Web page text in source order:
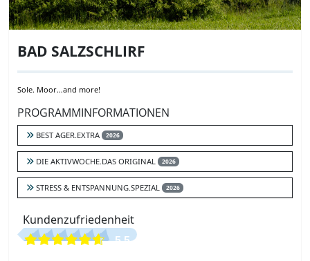
BAD SALZSCHLIRF
Sole. Moor…and more!
PROGRAMMINFORMATIONEN
BEST AGER.EXTRA 2026
DIE AKTIVWOCHE.DAS ORIGINAL 2026
STRESS & ENTSPANNUNG.SPEZIAL 2026
Kundenzufriedenheit
5.5